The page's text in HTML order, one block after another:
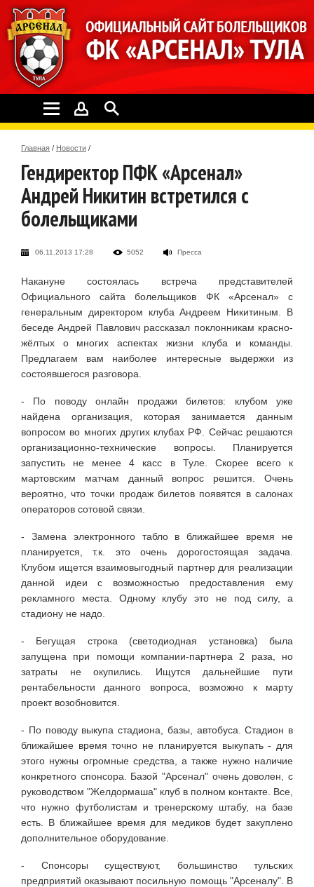
Главная / Новости /
Гендиректор ПФК «Арсенал»
Андрей Никитин встретился с
болельщиками
06.11.2013 17:28 5052 Пресса
Накануне состоялась встреча представителей
Официального сайта болельщиков ФК «Арсенал» с
генеральным директором клуба Андреем Никитиным. В
беседе Андрей Павлович рассказал поклонникам красно-
жёлтых о многих аспектах жизни клуба и команды.
Предлагаем вам наиболее интересные выдержки из
состоявшегося разговора.
- По поводу онлайн продажи билетов: клубом уже
найдена организация, которая занимается данным
вопросом во многих других клубах РФ. Сейчас решаются
организационно-технические вопросы. Планируется
запустить не менее 4 касс в Туле. Скорее всего к
мартовским матчам данный вопрос решится. Очень
вероятно, что точки продаж билетов появятся в салонах
операторов сотовой связи.
- Замена электронного табло в ближайшее время не
планируется, т.к. это очень дорогостоящая задача.
Клубом ищется взаимовыгодный партнер для реализации
данной идеи с возможностью предоставления ему
рекламного места. Одному клубу это не под силу, а
стадиону не надо.
- Бегущая строка (светодиодная установка) была
запущена при помощи компании-партнера 2 раза, но
затраты не окупились. Ищутся дальнейшие пути
рентабельности данного вопроса, возможно к марту
проект возобновится.
- По поводу выкупа стадиона, базы, автобуса. Стадион в
ближайшее время точно не планируется выкупать - для
этого нужны огромные средства, а также нужно наличие
конкретного спонсора. Базой "Арсенал" очень доволен, с
руководством "Желдормаша" клуб в полном контакте. Все,
что нужно футболистам и тренерскому штабу, на базе
есть. В ближайшее время для медиков будет закуплено
дополнительное оборудование.
- Спонсоры существуют, большинство тульских
предприятий оказывают посильную помощь "Арсеналу". В